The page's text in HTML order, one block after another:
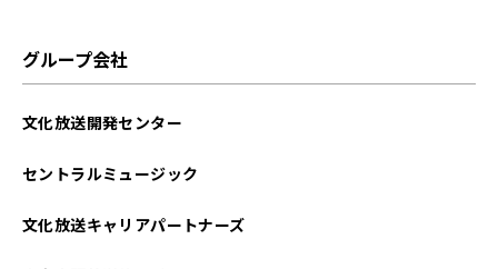
グループ会社
文化放送開発センター
セントラルミュージック
文化放送キャリアパートナーズ